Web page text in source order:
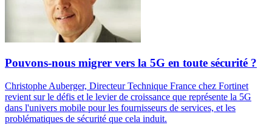
Pouvons-nous migrer vers la 5G en toute sécurité ?
Christophe Auberger, Directeur Technique France chez Fortinet
revient sur le défis et le levier de croissance que représente la 5G
dans l'univers mobile pour les fournisseurs de services, et les
problématiques de sécurité que cela induit.